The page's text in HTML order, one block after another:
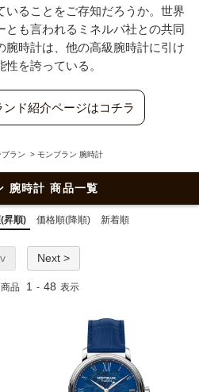
いることをご存知だろうか。世界
とも言われるミネルバ社との共同
腕時計は、他の高級腕時計に引け
を誇っている。
ド紹介ページはコチラ
ラン > モンブラン 腕時計
腕時計 商品一覧
昇順) 価格順(降順) 新着順
Next >
商品 1 - 48 表示